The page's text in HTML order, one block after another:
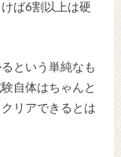
ば6割以上は硬
という単純なも
自体はちゃんと
リアできるとは